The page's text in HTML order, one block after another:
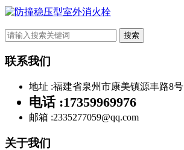
防撞稳压型室外消火栓
搜索
联系我们
地址 :福建省泉州市康美镇源丰路8号
电话 :17359969976
邮箱 :2335277059@qq.com
关于我们